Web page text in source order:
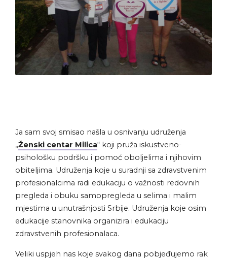
Ja sam svoj smisao našla u osnivanju udruženja
„Ženski centar Milica“ koji pruža iskustveno-
psihološku podršku i pomoć oboljelima i njihovim
obiteljima. Udruženja koje u suradnji sa zdravstvenim
profesionalcima radi edukaciju o važnosti redovnih
pregleda i obuku samopregleda u selima i malim
mjestima u unutrašnjosti Srbije. Udruženja koje osim
edukacije stanovnika organizira i edukaciju
zdravstvenih profesionalaca.
Veliki uspjeh nas koje svakog dana pobjeđujemo rak